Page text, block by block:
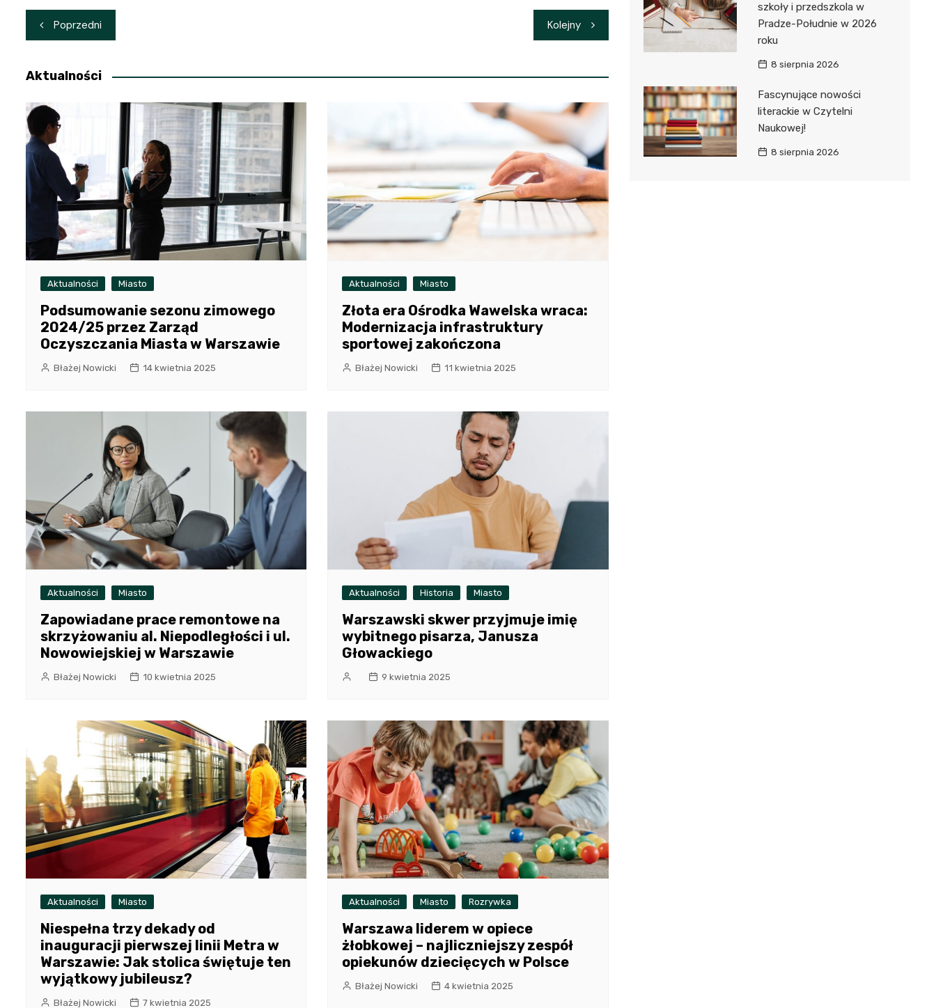
Nawigacja
wpisu
Poprzedni Kolejny
Aktualności
Aktualności Miasto
Podsumowanie sezonu zimowego
2024/25 przez Zarząd
Oczyszczania Miasta w Warszawie
Błażej Nowicki 14 kwietnia 2025
Aktualności Miasto
Złota era Ośrodka Wawelska wraca:
Modernizacja infrastruktury
sportowej zakończona
Błażej Nowicki 11 kwietnia 2025
Aktualności Miasto
Zapowiadane prace remontowe na
skrzyżowaniu al. Niepodległości i ul.
Nowowiejskiej w Warszawie
Błażej Nowicki 10 kwietnia 2025
Aktualności Historia Miasto
Warszawski skwer przyjmuje imię
wybitnego pisarza, Janusza
Głowackiego
9 kwietnia 2025
Aktualności Miasto
Niespełna trzy dekady od
inauguracji pierwszej linii Metra w
Warszawie: Jak stolica świętuje ten
wyjątkowy jubileusz?
Błażej Nowicki 7 kwietnia 2025
Aktualności Miasto Rozrywka
Warszawa liderem w opiece
żłobkowej – najliczniejszy zespół
opiekunów dziecięcych w Polsce
Błażej Nowicki 4 kwietnia 2025
szkoły i przedszkola w
Pradze-Południe w 2026
roku
8 sierpnia 2026
Fascynujące nowości
literackie w Czytelni
Naukowej!
8 sierpnia 2026